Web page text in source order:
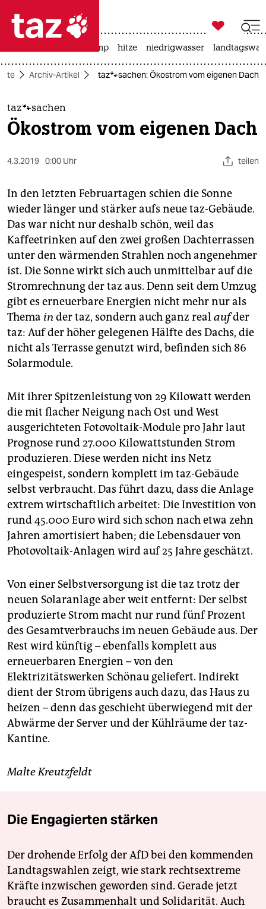
 taz zahl ich
taz zahl ich
themen
politik
öko
gesellschaft
kultur
sport
berlin
nord
wahrheit
verlag
verlag
veranstaltungen
shop
fragen & hilfe
unterstützen
abo
genossenschaft
epaper login

taz zahl ich
usa unter trump hitze niedrigwasser
Archiv-Artikel taz🐾sachen: Ökostrom vom eigenen Dach
taz🐾sachen
Ökostrom vom eigenen Dach
4.3.2019 0:00 Uhr teilen
In den letzten Februartagen schien die Sonne
wieder länger und stärker aufs neue taz-Gebäude.
Das war nicht nur deshalb schön, weil das
Kaffeetrinken auf den zwei großen Dachterrassen
unter den wärmenden Strahlen noch angenehmer
ist. Die Sonne wirkt sich auch unmittelbar auf die
Stromrechnung der taz aus. Denn seit dem Umzug
gibt es erneuerbare Energien nicht mehr nur als
Thema in der taz, sondern auch ganz real aufder
taz: Auf der höher gelegenen Hälfte des Dachs, die
nicht als Terrasse genutzt wird, befinden sich 86
Solarmodule.
Mit ihrer Spitzenleistung von 29 Kilowatt werden
die mit flacher Neigung nach Ost und West
ausgerichteten Fotovoltaik-Module pro Jahr laut
Prognose rund 27.000 Kilowattstunden Strom
produzieren. Diese werden nicht ins Netz
eingespeist, sondern komplett im taz-Gebäude
selbst verbraucht. Das führt dazu, dass die Anlage
extrem wirtschaftlich arbeitet: Die Investition von
rund 45.000 Euro wird sich schon nach etwa zehn
Jahren amortisiert haben; die Lebensdauer von
Photovoltaik-Anlagen wird auf 25 Jahre geschätzt.
Von einer Selbstversorgung ist die taz trotz der
neuen Solaranlage aber weit entfernt: Der selbst
produzierte Strom macht nur rund fünf Prozent
des Gesamtverbrauchs im neuen Gebäude aus. Der
Rest wird künftig – ebenfalls komplett aus
erneuerbaren Energien – von den
Elektrizitätswerken Schönau geliefert. Indirekt
dient der Strom übrigens auch dazu, das Haus zu
heizen – denn das geschieht überwiegend mit der
Abwärme der Server und der Kühlräume der taz-
Kantine.
Malte Kreutzfeldt
Die Engagierten stärken
Der drohende Erfolg der AfD bei den kommenden
Landtagswahlen zeigt, wie stark rechtsextreme
Kräfte inzwischen geworden sind. Gerade jetzt
braucht es Zusammenhalt und Solidarität. Auch